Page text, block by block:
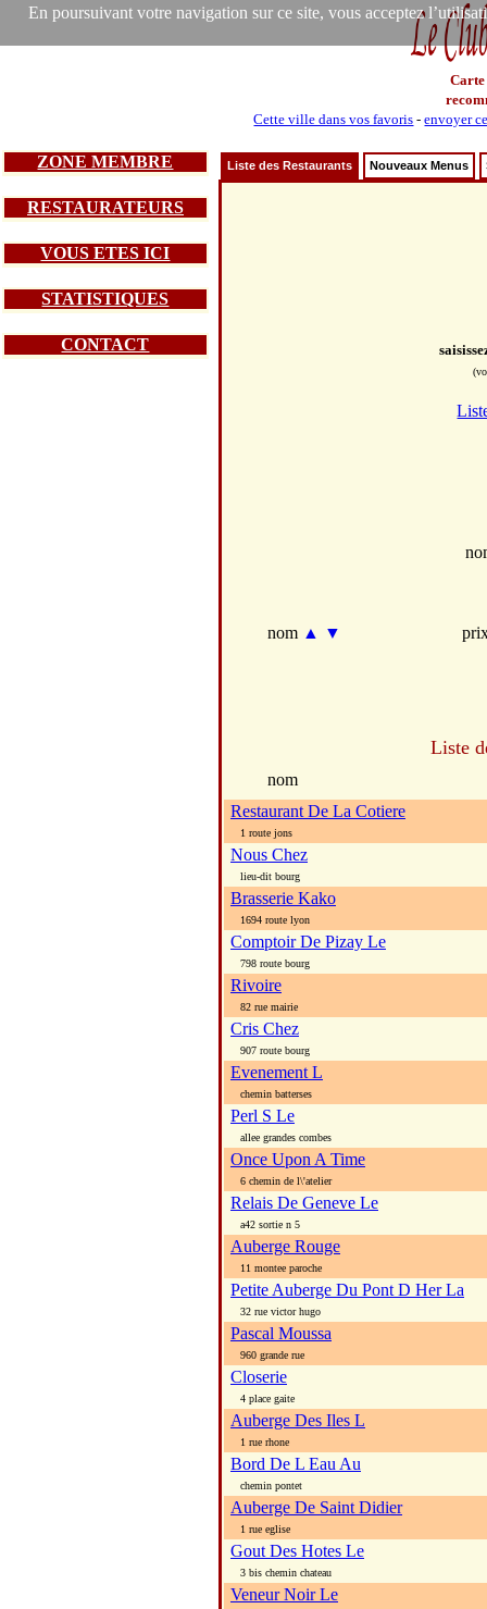
En poursuivant votre navigation sur ce site, vous acceptez
Carte
Cette ville dans vos favoris -envoyer
ZONE MEMBRE
RESTAURATEURS
VOUS ETES ICI
STATISTIQUES
CONTACT
Liste des Restaurants Nouveaux Menus
nom ▲ ▼
Liste
nom
Restaurant De La Cotiere
1 route jons
Nous Chez
lieu-dit bourg
Brasserie Kako
1694 route lyon
Comptoir De Pizay Le
798 route bourg
Rivoire
82 rue mairie
Cris Chez
907 route bourg
Evenement L
chemin batterses
Perl S Le
allee grandes combes
Once Upon A Time
6 chemin de l\'atelier
Relais De Geneve Le
a42 sortie n 5
Auberge Rouge
11 montee paroche
Petite Auberge Du Pont D Her La
32 rue victor hugo
Pascal Moussa
960 grande rue
Closerie
4 place gaite
Auberge Des Iles L
1 rue rhone
Bord De L Eau Au
chemin pontet
Auberge De Saint Didier
1 rue eglise
Gout Des Hotes Le
3 bis chemin chateau
Veneur Noir Le